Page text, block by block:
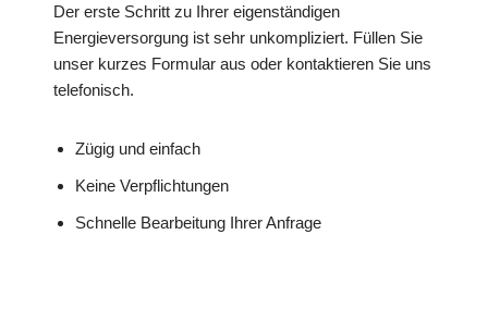
Der erste Schritt zu Ihrer eigenständigen
Energieversorgung ist sehr unkompliziert. Füllen Sie
unser kurzes Formular aus oder kontaktieren Sie uns
telefonisch.
Zügig und einfach
Keine Verpflichtungen
Schnelle Bearbeitung Ihrer Anfrage